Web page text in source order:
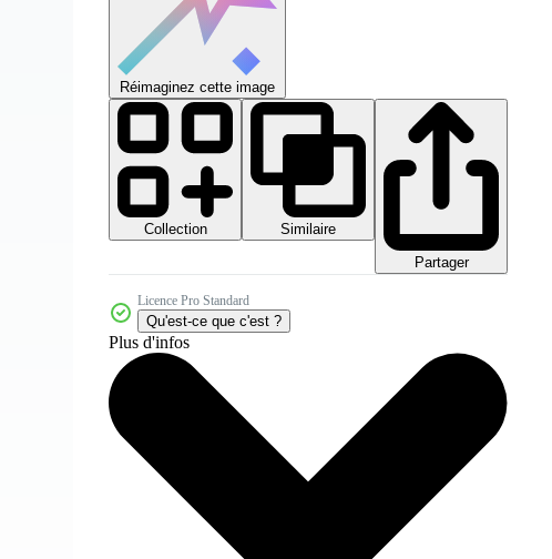
Réimaginez cette image
Collection
Similaire
Partager
Licence Pro Standard
Qu'est-ce que c'est ?
Plus d'infos